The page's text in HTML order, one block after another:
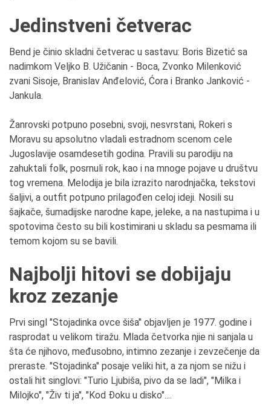
Jedinstveni četverac
Bend je činio skladni četverac u sastavu: Boris Bizetić sa
nadimkom Veljko B. Užičanin - Boca, Zvonko Milenković
zvani Sisoje, Branislav Anđelović, Ćora i Branko Janković -
Jankula.
Žanrovski potpuno posebni, svoji, nesvrstani, Rokeri s
Moravu su apsolutno vladali estradnom scenom cele
Jugoslavije osamdesetih godina. Pravili su parodiju na
zahuktali folk, posrnuli rok, kao i na mnoge pojave u društvu
tog vremena. Melodija je bila izrazito narodnjačka, tekstovi
šaljivi, a outfit potpuno prilagođen celoj ideji. Nosili su
šajkače, šumadijske narodne kape, jeleke, a na nastupima i u
spotovima često su bili kostimirani u skladu sa pesmama ili
temom kojom su se bavili.
Najbolji hitovi se dobijaju
kroz zezanje
Prvi singl "Stojadinka ovce šiša" objavljen je 1977. godine i
rasprodat u velikom tiražu. Mlada četvorka njie ni sanjala u
šta će njihovo, međusobno, intimno zezanje i zevzečenje da
preraste. "Stojadinka" posaje veliki hit, a za njom se nižu i
ostali hit singlovi: "Turio Ljubiša, pivo da se ladi", "Milka i
Milojko", "Živ ti ja", "Kod Đoku u disko"....